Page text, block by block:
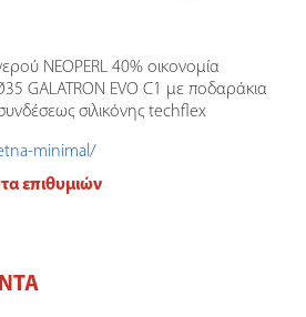
NEOPERL 40% οικονομία
GALATRON EVO C1 με ποδαράκια
σιλικόνης techflex
minimal/
επιθυμιών